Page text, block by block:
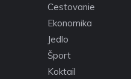
Cestovanie
Ekonomika
Jedlo
Šport
Koktail